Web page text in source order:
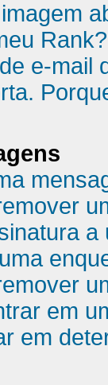
Rank?
e-mail
a
em
em